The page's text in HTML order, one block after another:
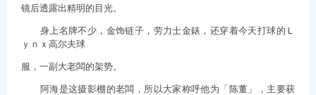
镜后透露出精明的目光。
身上名牌不少，金饰链子，劳力士金錶，还穿着今天打球的Ｌ
ｙｎｘ高尔夫球
服，一副大老闆的架势。
阿海是这摄影棚的老闆，所以大家称呼他为「陈董」，主要获